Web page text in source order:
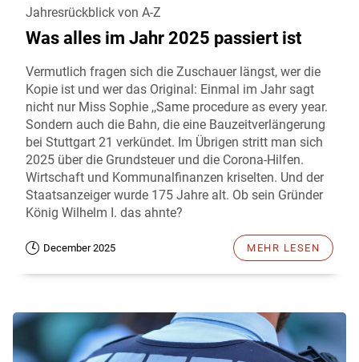
Jahresrückblick von A-Z
Was alles im Jahr 2025 passiert ist
Vermutlich fragen sich die Zuschauer längst, wer die
Kopie ist und wer das Original: Einmal im Jahr sagt
nicht nur Miss Sophie ,,Same procedure as every year.
Sondern auch die Bahn, die eine Bauzeitverlängerung
bei Stuttgart 21 verkündet. Im Übrigen stritt man sich
2025 über die Grundsteuer und die Corona-Hilfen.
Wirtschaft und Kommunalfinanzen kriselten. Und der
Staatsanzeiger wurde 175 Jahre alt. Ob sein Gründer
König Wilhelm I. das ahnte?
December 2025 MEHR LESEN